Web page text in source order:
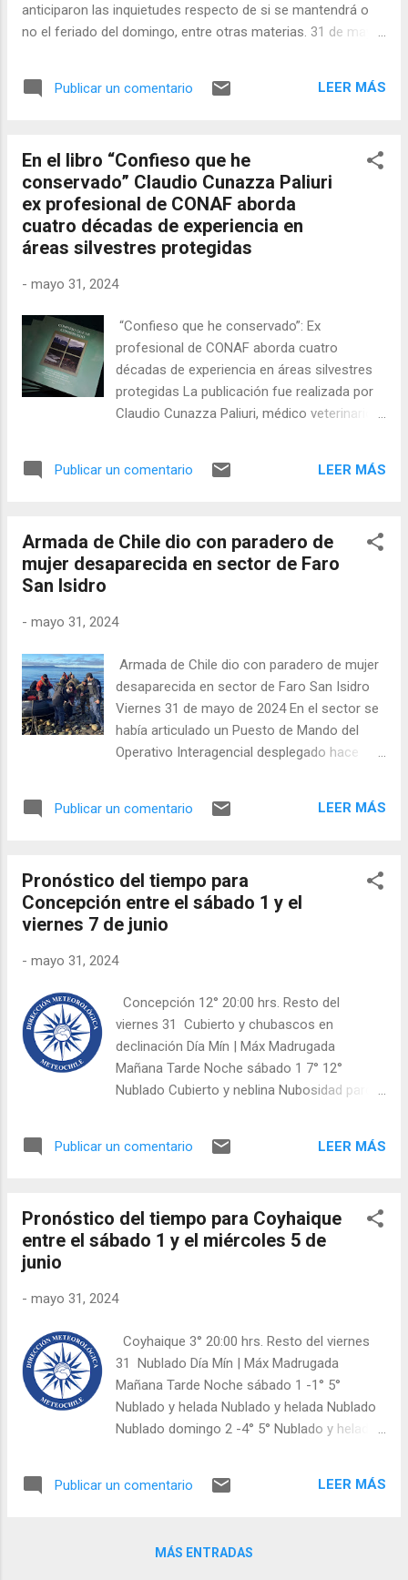
anticiparon las inquietudes respecto de si se mantendrá o
no el feriado del domingo, entre otras materias. 31 de mayo
elecciones municipales y regionales de este año 2024 se
fue presentada por el Ejecutivo y que tiene suma urgencia
para su tramitación. Previo a la votación, la senadora Luz
Ebensperger -integrante de la Comisión de Gobierno-
entregó un informe respecto de las principales propuestas
que contiene la iniciativa y también sobre los aspectos en
sesión intervinieron los senadores Francisco Chahuán, S...
Publicar un comentario LEER MÁS
En el libro “Confieso que he
conservado” Claudio Cunazza Paliuri
ex profesional de CONAF aborda
cuatro décadas de experiencia en
áreas silvestres protegidas
- mayo 31, 2024
“Confieso que he conservado”: Ex
profesional de CONAF aborda cuatro
décadas de experiencia en áreas silvestres
protegidas La publicación fue realizada por
Claudio Cunazza Paliuri, médico veterinario,
la oficina central. Más de cuarenta años de
silvestres protegidas del Estado resume el
libro “Confieso que he conservado”, escrito
profesional de la Corporación Nacional
vivencial que recoge la experiencia del autor
durante 42 años al servicio de la
Corporación, vinculado a la gestión de las
conservación de la biodiversidad, tanto en la
donde alcanzó a ocupar el cargo de director
Publicar un comentario LEER MÁS
Armada de Chile dio con paradero de
mujer desaparecida en sector de Faro
San Isidro
- mayo 31, 2024
Armada de Chile dio con paradero de mujer
desaparecida en sector de Faro San Isidro
Viernes 31 de mayo de 2024 En el sector se
había articulado un Puesto de Mando del
Operativo Interagencial desplegado hace
de búsqueda en el sector Punta del Árbol a
Jasna Oyarzún de 31 años. El hallazgo se
produjo a las 14:05 horas, cuando personal
del Destacamento de Infantería de Marina Nº
Capitanía de Puerto de Punta Arenas, avistó
contacto con ella para posteriormente
informar al Puesto de Mando del Operativo
interagencial desplegado hace ya 09 días. La
físicas junto a su mascota, siendo
parte de especialistas y los diferentes
Publicar un comentario LEER MÁS
Pronóstico del tiempo para
Concepción entre el sábado 1 y el
viernes 7 de junio
- mayo 31, 2024
Concepción 12° 20:00 hrs. Resto del
viernes 31 Cubierto y chubascos en
declinación Día Mín | Máx Madrugada
Mañana Tarde Noche sábado 1 7° 12°
Nublado Cubierto y neblina Nubosidad parcial
parcial, ocasionalmente nublado Nublado
13° Cubierto y chubascos Cubierto Cubierto
Cubierto y chubascos con viento entre 25 y
lluvia con viento entre 25 y 40 km/h Cubierto
Cubierto y lluvia con viento entre 25 y 40
km/h jueves 6 mínima 8,1 hasta 12 (Fresco)
Templado) viernes 7 mínima 8,1 hasta 12
(Fresco) máxima 12,1 hasta 16 (Ligeramente
de Chile
Publicar un comentario LEER MÁS
Pronóstico del tiempo para Coyhaique
entre el sábado 1 y el miércoles 5 de
junio
- mayo 31, 2024
Coyhaique 3° 20:00 hrs. Resto del viernes
31 Nublado Día Mín | Máx Madrugada
Mañana Tarde Noche sábado 1 -1° 5°
Nublado y helada Nublado y helada Nublado
Nublado domingo 2 -4° 5° Nublado y helada
parcial y helada Nubosidad parcial y helada
Nublado y chubascos débiles Cubierto y
Publicar un comentario LEER MÁS
MÁS ENTRADAS